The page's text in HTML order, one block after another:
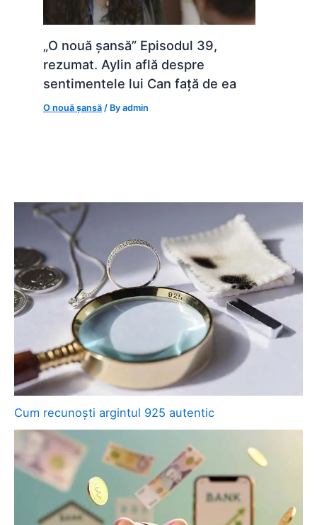
„O nouă șansă” Episodul 39,
rezumat. Aylin află despre
sentimentele lui Can față de ea
O nouă șansă / Byadmin
Cum recunoști argintul 925 autentic